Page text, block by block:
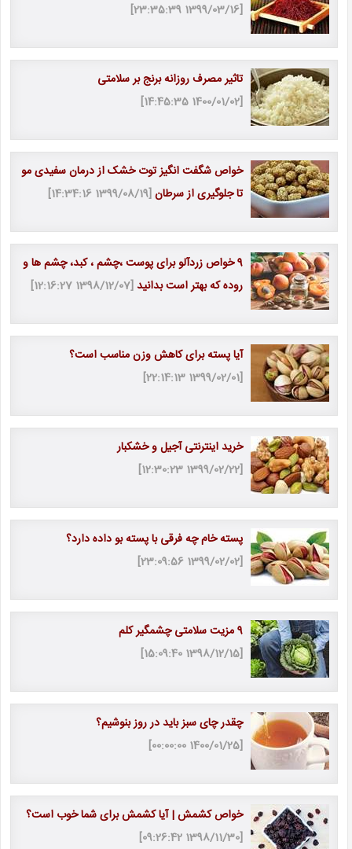
[1399/03/16 23:35:39]
تاثیر مصرف روزانه برنج بر سلامتی
[1400/01/02 14:45:35]
خواص شگفت انگیز توت خشک از درمان سفیدی مو
تا جلوگیری از سرطان[1399/08/19 14:34:16]
9 خواص زردآلو برای پوست ،چشم ، کبد، چشم ها و
روده که بهتر است بدانید[1398/12/07 12:16:27]
آیا پسته برای کاهش وزن مناسب است؟
[1399/02/01 22:14:13]
خرید اینترنتی آجیل و خشکبار
[1399/02/22 12:30:23]
پسته خام چه فرقی با پسته بو داده دارد؟
[1399/02/02 23:09:56]
9 مزیت سلامتی چشمگیر کلم
[1398/12/15 15:09:40]
چقدر چای سبز باید در روز بنوشیم؟
[1400/01/25 00:00:00]
خواص کشمش | آیا کشمش برای شما خوب است؟
[1398/11/30 09:26:42]